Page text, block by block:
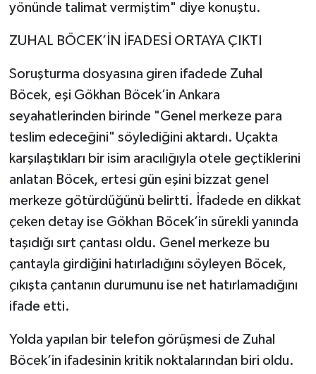
yönünde talimat vermiştim" diye konuştu.
ZUHAL BÖCEK’İN İFADESİ ORTAYA ÇIKTI
Soruşturma dosyasına giren ifadede Zuhal
Böcek, eşi Gökhan Böcek’in Ankara
seyahatlerinden birinde "Genel merkeze para
teslim edeceğini" söylediğini aktardı. Uçakta
karşılaştıkları bir isim aracılığıyla otele geçtiklerini
anlatan Böcek, ertesi gün eşini bizzat genel
merkeze götürdüğünü belirtti. İfadede en dikkat
çeken detay ise Gökhan Böcek’in sürekli yanında
taşıdığı sırt çantası oldu. Genel merkeze bu
çantayla girdiğini hatırladığını söyleyen Böcek,
çıkışta çantanın durumunu ise net hatırlamadığını
ifade etti.
Yolda yapılan bir telefon görüşmesi de Zuhal
Böcek’in ifadesinin kritik noktalarından biri oldu.